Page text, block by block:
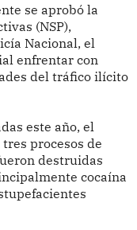
se aprobó la
(NSP),
Nacional, el
enfrentar con
del tráfico ilícito
este año, el
procesos de
destruidas
cocaína